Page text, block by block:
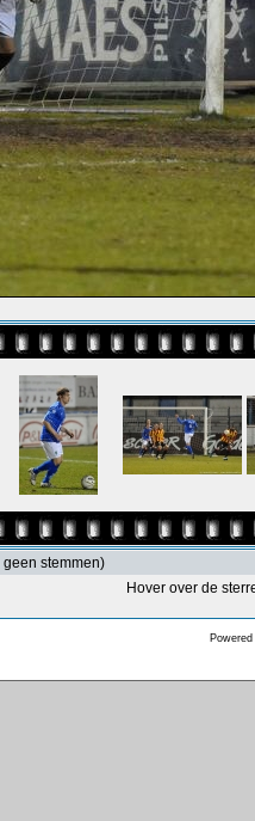
geen stemmen)
Hover over de